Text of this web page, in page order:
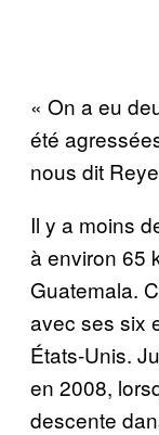
« On a eu
été agressé
nous dit
Il y a moins
à environ 65
Guatemala.
avec ses six
États-Unis.
en 2008,
descente